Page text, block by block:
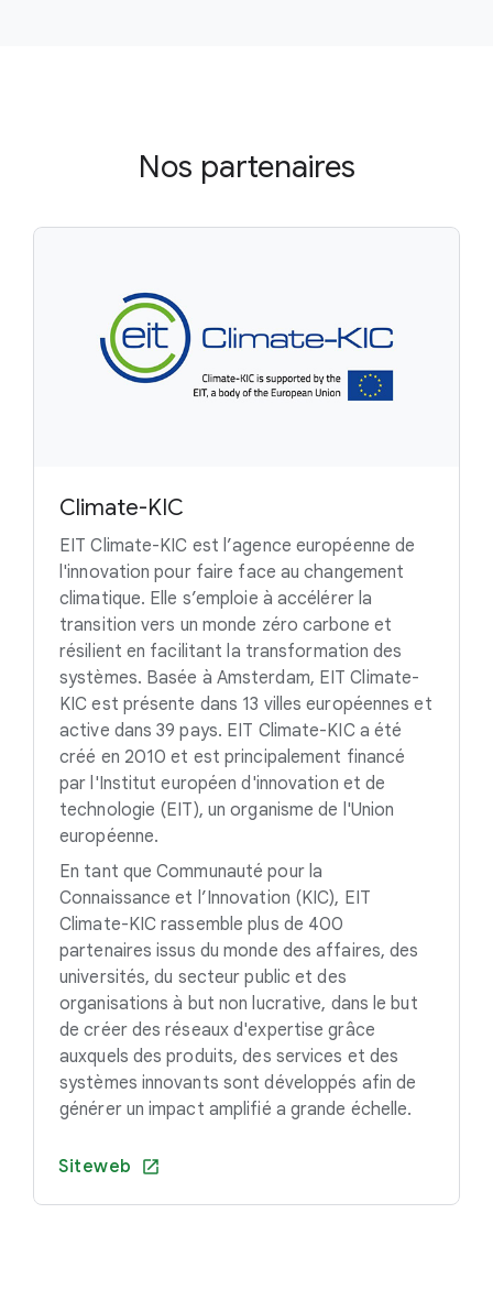
Nos partenaires
Climate-KIC
EIT Climate-KIC est l’agence européenne de
l'innovation pour faire face au changement
climatique. Elle s’emploie à accélérer la
transition vers un monde zéro carbone et
résilient en facilitant la transformation des
systèmes. Basée à Amsterdam, EIT Climate-
KIC est présente dans 13 villes européennes et
active dans 39 pays. EIT Climate-KIC a été
créé en 2010 et est principalement financé
par l'Institut européen d'innovation et de
technologie (EIT), un organisme de l'Union
européenne.
En tant que Communauté pour la
Connaissance et l’Innovation (KIC), EIT
Climate-KIC rassemble plus de 400
partenaires issus du monde des affaires, des
universités, du secteur public et des
organisations à but non lucrative, dans le but
de créer des réseaux d'expertise grâce
auxquels des produits, des services et des
systèmes innovants sont développés afin de
générer un impact amplifié a grande échelle.
Siteweb